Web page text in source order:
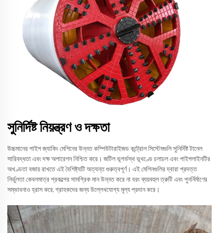
সুনির্দিষ্ট নিয়ন্ত্রণ ও দক্ষতা
উচ্চমানের পাইপ জ্যাকিং মেশিনের উন্নত কম্পিউটারাইজড কন্ট্রোল সিস্টেমগুলি সুনির্দিষ্ট টানেল
সারিবদ্ধতা এবং দক্ষ অপারেশন নিশ্চিত করে। জটিল ভূগর্ভস্থ ভূখণ্ডে চলাচল এবং পাইপলাইনটির
অখণ্ডতা বজায় রাখতে এই বৈশিষ্ট্যটি অত্যন্ত গুরুত্বপূর্ণ। এই মেশিনগুলির দ্বারা প্রদত্ত
নির্ভুলতা কেবলমাত্র প্রকল্পের সামগ্রিক মান উন্নত করে না বরং ব্যয়বহুল ত্রুটি এবং পুনর্নির্মাণের
সম্ভাবনাও হ্রাস করে, গ্রাহকদের জন্য উল্লেখযোগ্য মূল্য প্রদান করে।